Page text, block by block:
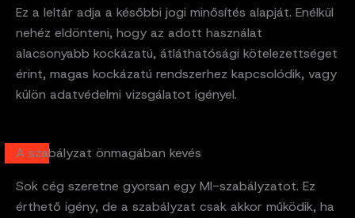
Ez a leltár adja a későbbi jogi minősítés alapját. Enélkül
nehéz eldönteni, hogy az adott használat
alacsonyabb kockázatú, átláthatósági kötelezettséget
érint, magas kockázatú rendszerhez kapcsolódik, vagy
külön adatvédelmi vizsgálatot igényel.
A szabályzat önmagában kevés
Sok cég szeretne gyorsan egy MI-szabályzatot. Ez
érthető igény, de a szabályzat csak akkor működik, ha